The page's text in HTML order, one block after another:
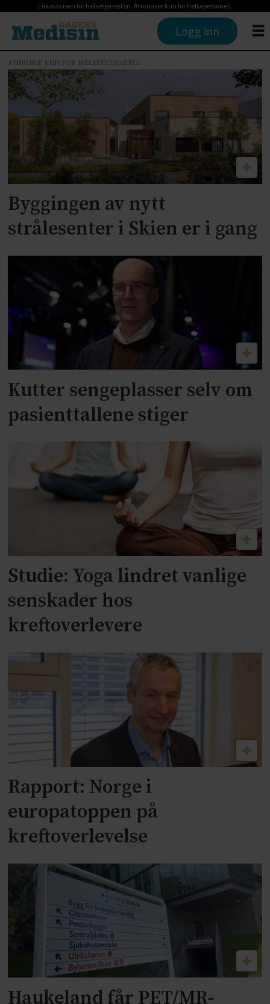
Lokalavisen for helsetjenesten. Annonser kun for helsepersonell.
Logg inn
Tag:
kreftbehandling
ANNONSE KUN FOR HELSEPERSONELL
Byggingen av nytt
strålesenter i Skien er i gang
Kutter sengeplasser selv om
pasienttallene stiger
Studie: Yoga lindret vanlige
senskader hos
kreftoverlevere
Rapport: Norge i
europatoppen på
kreftoverlevelse
Haukeland får PET/MR-